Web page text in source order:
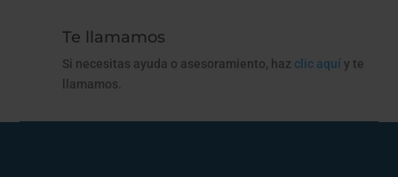
Te llamamos
Si necesitas ayuda o asesoramiento, haz clic aquíy te
llamamos.